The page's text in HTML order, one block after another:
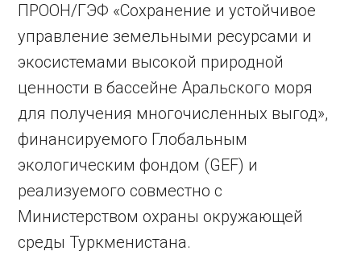
ПРООН/ГЭФ «Сохранение и устойчивое
управление земельными ресурсами и
экосистемами высокой природной
ценности в бассейне Аральского моря
для получения многочисленных выгод»,
финансируемого Глобальным
экологическим фондом (GEF) и
реализуемого совместно с
Министерством охраны окружающей
среды Туркменистана.